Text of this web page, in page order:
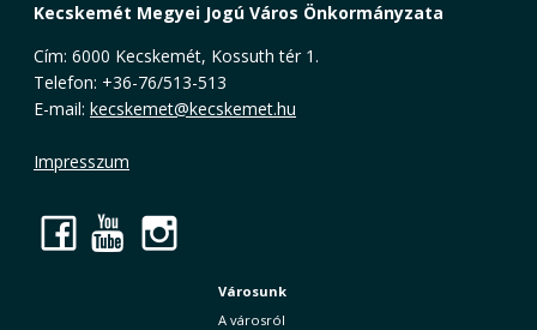
Kecskemét Megyei Jogú Város Önkormányzata
Cím: 6000 Kecskemét, Kossuth tér 1.
Telefon: +36-76/513-513
E-mail: kecskemet@kecskemet.hu
Impresszum
Facebook
YouTube
Városunk
A városról